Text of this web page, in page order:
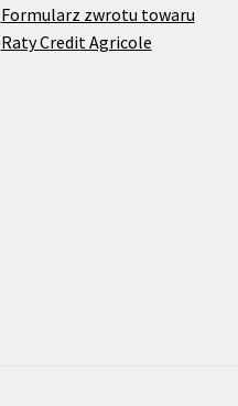
Formularz zwrotu towaru
Raty Credit Agricole